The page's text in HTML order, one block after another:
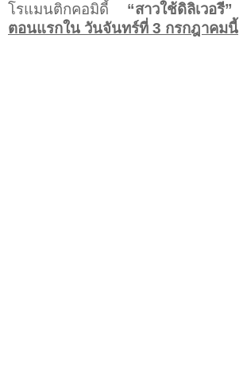
โรแมนติกคอมิดี้ “สาวใช้ดิลิเวอรี”
ตอนแรกใน วันจันทร์ที่ 3 กรกฎาคมนี้